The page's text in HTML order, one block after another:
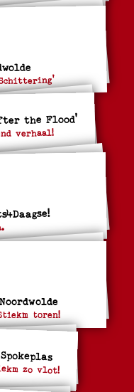
the Flood'
verhaal!
toren!
zo vlot!